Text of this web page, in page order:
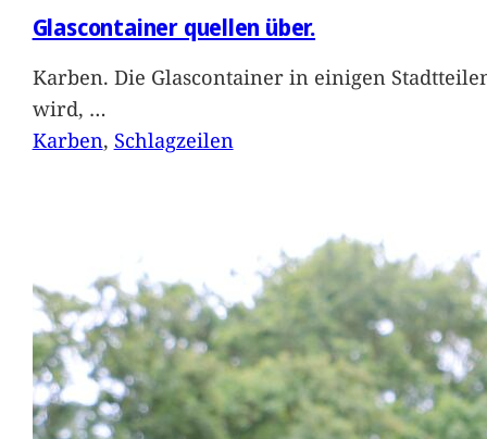
Glascontainer quellen über.
Karben. Die Glascontainer in einigen
wird, …
Karben, Schlagzeilen